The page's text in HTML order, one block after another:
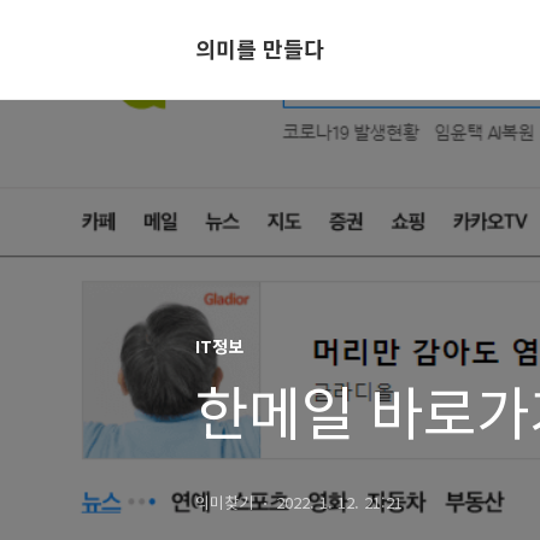
의미를 만들다
IT정보
한메일 바로
의미찾기 2022. 1. 12. 21:21